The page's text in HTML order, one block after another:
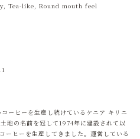
Tea-like, Round mouth feel
ーヒーを生産し続けているケニア キリニ
地の名前を冠して1974年に建設されて以
ーヒーを生産してきました。運営している